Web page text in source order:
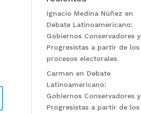
Ignacio Medina Núñez en
Debate Latinoamericano:
Gobiernos Conservadores y
Progresistas a partir de los
procesos electorales.
Carmen en Debate
Latinoamericano:
Gobiernos Conservadores y
Progresistas a partir de los